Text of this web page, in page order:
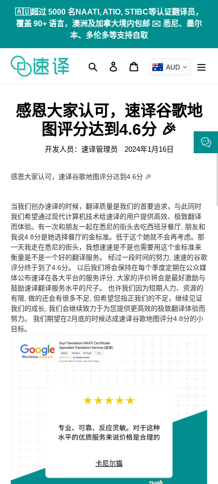
🇦🇺超过 5000 名NAATI, ATIO, STIBC等认证翻译员，
覆盖 90+ 语言，澳洲及加拿大境内包邮 ✉️ 悉尼、墨尔
本、多伦多等支持自取
搜索 登录 购物车 AUD
感恩大家认可，速译谷歌地
图评分达到4.6分 🎉
开发人员：速译管理员 2024年1月16日
感恩大家认可，速译谷歌地图评分达到4.6分 🎉
当我们创办速译的时候，翻译质量是我们的首要追求，与此同时
我们希望通过现代计算机技术给速译的用户提供高效、极致翻译
而体验。有一次和朋友一起在悉尼的街头去吃西班牙餐厅, 朋友和
我说4.8分是她选择餐厅的金标准。低于这个她就不会再考虑。那
一天我走在悉尼的街头，我想速速是不是也需要用这个金标准来
衡量是不是一个好的翻译服务。 经过一段时间的努力, 速速的谷歌
评分终于到了4.6分。 以后我们将会保持在每个季度定期在公众媒
体公布速译在各大平台的服务评分, 大家的评价将会是最好激励与
鼓励速译翻译服务水平的尺子。 也许我们因为短期人力、资源的
有限, 做的还会有很多不足, 但希望您指正我们的不足，继续见证
我们的成长, 我们会继续致力于为您提供更高效的极致翻译体验而
努力。 我们期望在2月底的时候达成速译谷歌地图评分4.8分的小
目标。